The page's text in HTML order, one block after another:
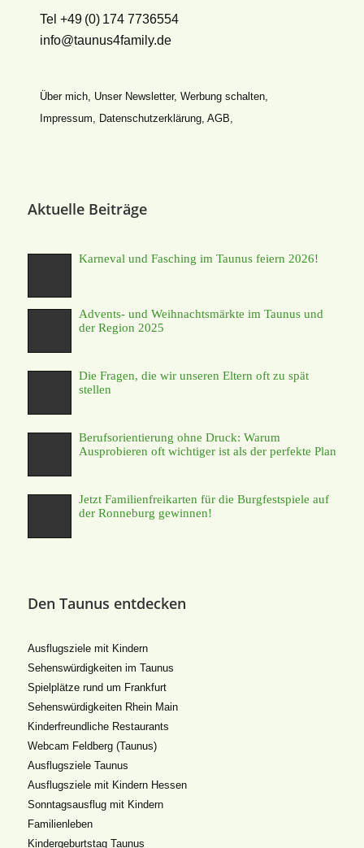
Tel +49 (0) 174 7736554
info@taunus4family.de
Über mich, Unser Newsletter, Werbung schalten,
Impressum, Datenschutz­erklärung, AGB,
Aktuelle Beiträge
Karneval und Fasching im Taunus feiern 2026!
Advents- und Weihnachtsmärkte im Taunus und
der Region 2025
Die Fragen, die wir unseren Eltern oft zu spät
stellen
Berufsorientierung ohne Druck: Warum
Ausprobieren oft wichtiger ist als der perfekte Plan
Jetzt Familienfreikarten für die Burgfestspiele auf
der Ronneburg gewinnen!
Den Taunus entdecken
Ausflugsziele mit Kindern
Sehenswürdigkeiten im Taunus
Spielplätze rund um Frankfurt
Sehenswürdigkeiten Rhein Main
Kinderfreundliche Restaurants
Webcam Feldberg (Taunus)
Ausflugsziele Taunus
Ausflugsziele mit Kindern Hessen
Sonntagsausflug mit Kindern
Familienleben
Kindergeburtstag Taunus